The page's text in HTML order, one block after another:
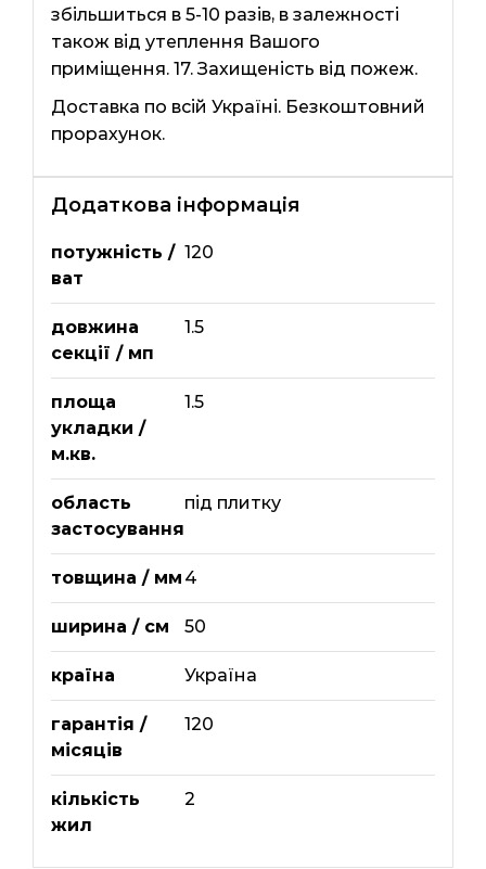
збільшиться в 5-10 разів, в залежності
також від утеплення Вашого
приміщення. 17. Захищеність від пожеж.
Доставка по всій Україні. Безкоштовний
прорахунок.
Додаткова інформація
потужність /
ват
120
довжина
секції / мп
1.5
площа
укладки /
м.кв.
1.5
область
застосування
під плитку
товщина / мм 4
ширина / см 50
країна Україна
гарантія /
місяців
120
кількість
жил
2